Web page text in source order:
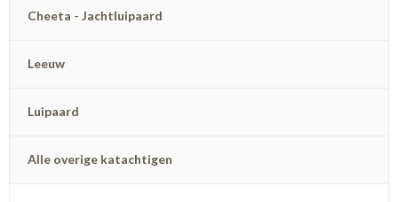
Cheeta - Jachtluipaard
Leeuw
Luipaard
Alle overige katachtigen